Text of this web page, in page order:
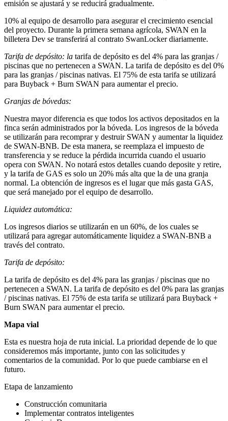
emisión se ajustará y se reducirá gradualmente.
10% al equipo de desarrollo para asegurar el crecimiento esencial
del proyecto. Durante la primera semana agrícola, SWAN en la
billetera Dev se transferirá al contrato SwanLocker diariamente.
Tarifa de depósito: la tarifa de depósito es del 4% para las granjas /
piscinas que no pertenecen a SWAN. La tarifa de depósito es del 0%
para las granjas / piscinas nativas. El 75% de esta tarifa se utilizará
para Buyback + Burn SWAN para aumentar el precio.
Granjas de bóvedas:
Nuestra mayor diferencia es que todos los activos depositados en la
finca serán administrados por la bóveda. Los ingresos de la bóveda
se utilizarán para recomprar y destruir SWAN y aumentar la liquidez
de SWAN-BNB. De esta manera, se reemplaza el impuesto de
transferencia y se reduce la pérdida incurrida cuando el usuario
opera con SWAN. No notará estos detalles cuando deposite y retire,
y la tarifa de GAS es solo un 20% más alta que la de una granja
normal. La obtención de ingresos es el lugar que más gasta GAS,
que será manejado por el equipo de desarrollo.
Liquidez automática:
Los ingresos diarios se utilizarán en un 60%, de los cuales se
utilizará para agregar automáticamente liquidez a SWAN-BNB a
través del contrato.
Tarifa de depósito:
La tarifa de depósito es del 4% para las granjas / piscinas que no
pertenecen a SWAN. La tarifa de depósito es del 0% para las granjas
/ piscinas nativas. El 75% de esta tarifa se utilizará para Buyback +
Burn SWAN para aumentar el precio.
Mapa vial
Esta es nuestra hoja de ruta inicial. La prioridad depende de lo que
consideremos más importante, junto con las solicitudes y
comentarios de la comunidad. Por lo que puede cambiarse en el
futuro.
Etapa de lanzamiento
Construcción comunitaria
Implementar contratos inteligentes